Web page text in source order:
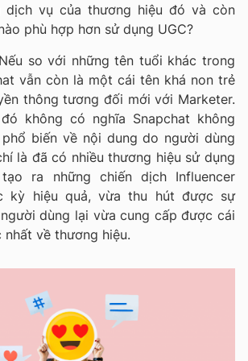
dịch vụ của thương hiệu đó và còn
phù hợp hơn sử dụng UGC?
Nếu so với những tên tuổi khác trong
vẫn còn là một cái tên khá non trẻ
thông tương đối mới với Marketer.
không có nghĩa Snapchat không
biến về nội dung do người dùng
là đã có nhiều thương hiệu sử dụng
ra những chiến dịch Influencer
kỳ hiệu quả, vừa thu hút được sự
dùng lại vừa cung cấp được cái
nhất về thương hiệu.